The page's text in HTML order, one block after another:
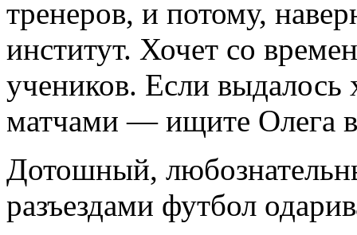
тренеров, и потому,
институт. Хочет со
учеников. Если
матчами — ищите Олега в
Дотошный,
разъездами футбол